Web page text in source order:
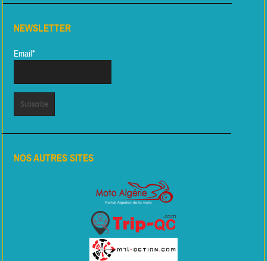
NEWSLETTER
Email*
NOS AUTRES SITES